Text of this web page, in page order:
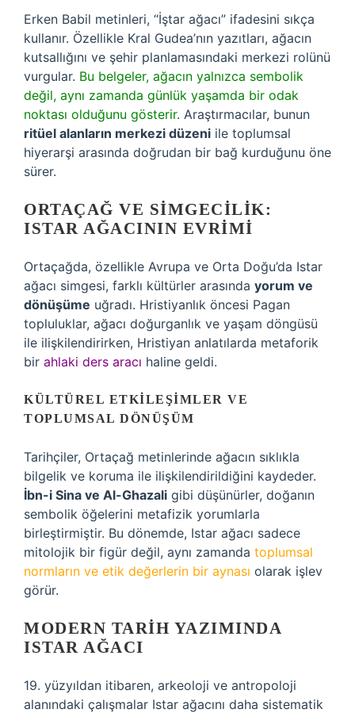
Erken Babil metinleri, “İştar ağacı” ifadesini sıkça
kullanır. Özellikle Kral Gudea’nın yazıtları, ağacın
kutsallığını ve şehir planlamasındaki merkezi rolünü
vurgular. Bu belgeler, ağacın yalnızca sembolik
değil, aynı zamanda günlük yaşamda bir odak
noktası olduğunu gösterir. Araştırmacılar, bunun
ritüel alanların merkezi düzeni ile toplumsal
hiyerarşi arasında doğrudan bir bağ kurduğunu öne
sürer.
ORTAÇAĞ VE SIMGECILIK:
ISTAR AĞACININ EVRIMI
Ortaçağda, özellikle Avrupa ve Orta Doğu’da Istar
ağacı simgesi, farklı kültürler arasında yorum ve
dönüşüme uğradı. Hristiyanlık öncesi Pagan
topluluklar, ağacı doğurganlık ve yaşam döngüsü
ile ilişkilendirirken, Hristiyan anlatılarda metaforik
bir ahlaki ders aracı haline geldi.
KÜLTÜREL ETKILEŞIMLER VE
TOPLUMSAL DÖNÜŞÜM
Tarihçiler, Ortaçağ metinlerinde ağacın sıklıkla
bilgelik ve koruma ile ilişkilendirildiğini kaydeder.
İbn-i Sina ve Al-Ghazali gibi düşünürler, doğanın
sembolik öğelerini metafizik yorumlarla
birleştirmiştir. Bu dönemde, Istar ağacı sadece
mitolojik bir figür değil, aynı zamanda toplumsal
normların ve etik değerlerin bir aynası olarak işlev
görür.
MODERN TARIH YAZIMINDA
ISTAR AĞACI
19. yüzyıldan itibaren, arkeoloji ve antropoloji
alanındaki çalışmalar Istar ağacını daha sistematik